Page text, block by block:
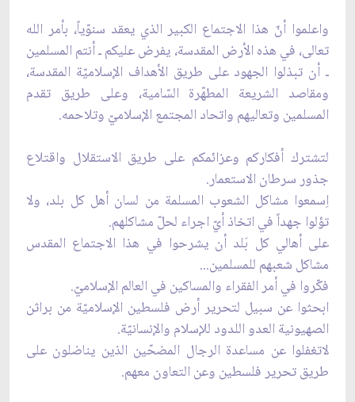
واعلموا أنّ هذا الاجتماع الكبير الذي يعقد سنوّياً، بأمر الله
تعالى، في هذه الأرض المقدسة، يفرض عليكم ـ أنتم المسلمين
ـ أن تبذلوا الجهود على طريق الأهداف الإسلاميّة المقدسة،
ومقاصد الشريعة المطهّرة السّامية، وعلى طريق تقدم
المسلمين وتعاليهم واتحاد المجتمع الإسلاميّ وتلاحمه.
لتشترك أفكاركم وعزائمكم على طريق الاستقلال واقتلاع
جذور سرطان الاستعمار.
اِسمعوا مشاكل الشعوب المسلمة من لسان أهل كل بلد، ولا
تؤلوا جهداً في اتخاذ أيّ اجراء لحلّ مشاكلهم.
على أهالي كل بَلد أن يشرحوا في هذا الاجتماع المقدس
مشاكل شعبهم للمسلمين...
فكّروا في أمر الفقراء والمساكين في العالم الإسلاميّ.
ابحثوا عن سبيل لتحرير أرض فلسطين الإسلاميّة من براثن
الصهيونية العدو اللدود للإسلام والإنسانيّة.
لاتغفلوا عن مساعدة الرجال المضحّين الذين يناضلون على
طريق تحرير فلسطين وعن التعاون معهم.